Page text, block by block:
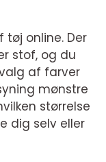
tøj online. Der
stof, og du
af farver
mønstre
størrelse
dig selv eller